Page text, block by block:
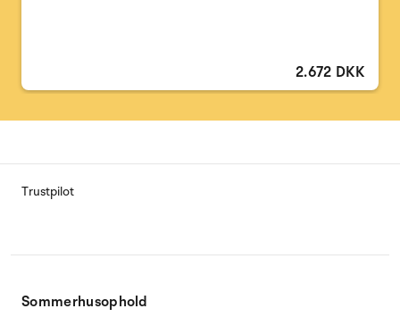
2.672 DKK
Trustpilot
Sommerhusophold